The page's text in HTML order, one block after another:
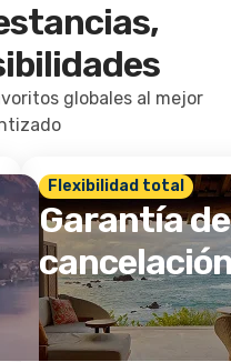
globales al mejor
Flexibilidad total
Garantía de